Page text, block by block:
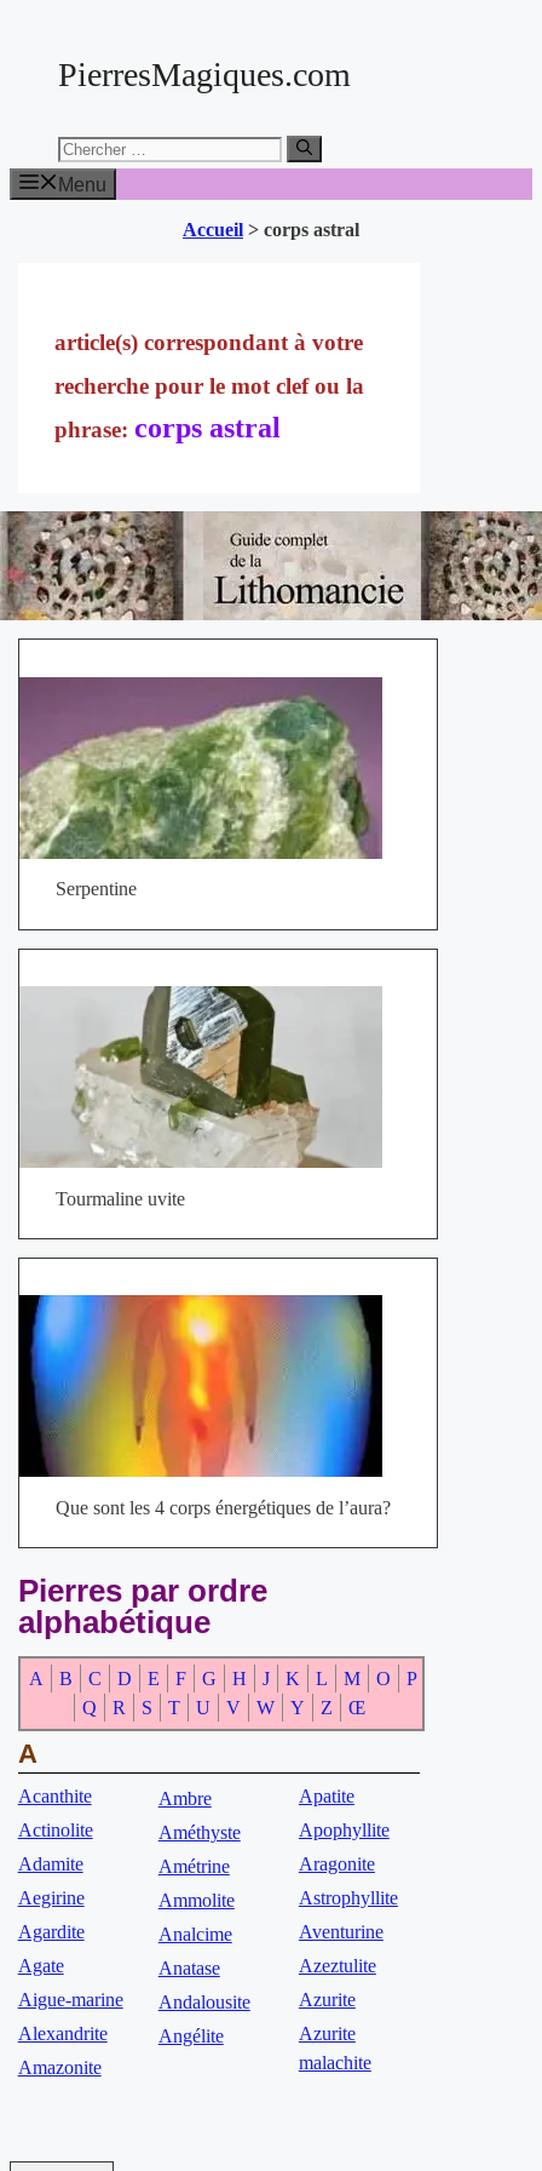
contenuPierresMagiques.com
Chercher:
Menu
Accueil > corps astral
corps astral
Serpentine
Tourmaline uvite
Que sont les 4 corps énergétiques de l’aura?
Pierres par ordre
alphabétique
A B C D E F G H J K L M O
P
Q
R S T U V W Y Z Œ
A
Acanthite
Actinolite
Adamite
Aegirine
Agardite
Agate
Aigue-marine
Alexandrite
Amazonite
Ambre
Améthyste
Amétrine
Ammolite
Analcime
Anatase
Andalousite
Angélite
Apatite
Apophyllite
Aragonite
Astrophyllite
Aventurine
Azeztulite
Azurite
Azurite
malachite